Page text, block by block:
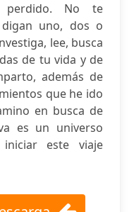
perdido. No te
uno, dos o
lee, busca
de tu vida y de
además de
que he ido
en busca de
es un universo
este viaje